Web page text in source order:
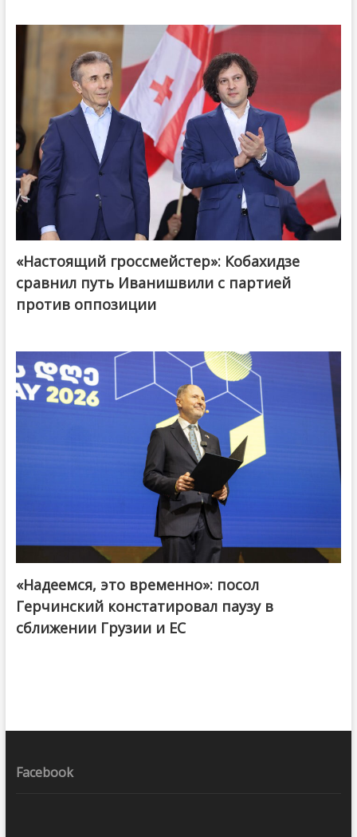
@ქართული ოცნება / Georgian Dream
«Настоящий гроссмейстер»: Кобахидзе
сравнил путь Иванишвили с партией
против оппозиции
«Надеемся, это временно»: посол
Герчинский констатировал паузу в
сближении Грузии и ЕС
Facebook